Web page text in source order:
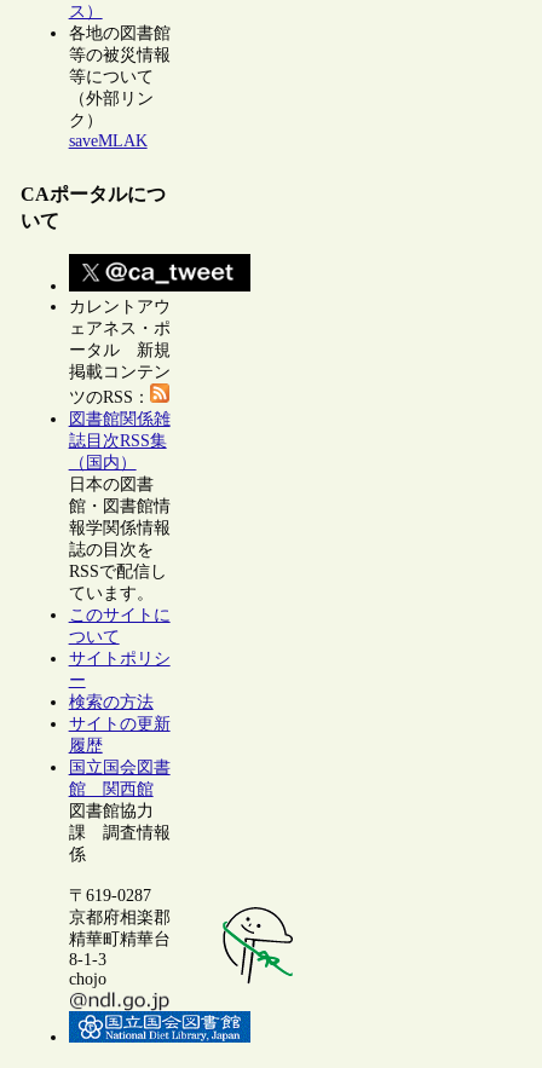
ス）
各地の図書館
等の被災情報
等について
（外部リン
ク）
saveMLAK
CAポータルにつ
いて
カレントアウ
ェアネス・ポ
ータル 新規
掲載コンテン
ツのRSS：
図書館関係雑
誌目次RSS集
（国内）
日本の図書
館・図書館情
報学関係情報
誌の目次を
RSSで配信し
ています。
このサイトに
ついて
サイトポリシ
ー
検索の方法
サイトの更新
履歴
国立国会図書
館 関西館
図書館協力
課 調査情報
係
〒619-0287
京都府相楽郡
精華町精華台
8-1-3
chojo